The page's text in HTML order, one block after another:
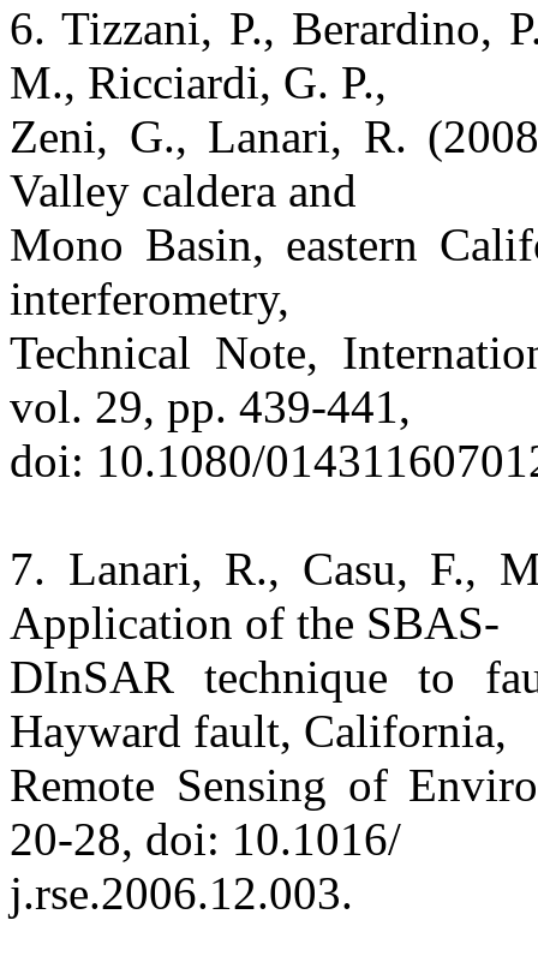
6. Tizzani, P., Berardino,
M., Ricciardi, G. P.,
Zeni, G., Lanari, R.
Valley caldera and
Mono Basin, eastern
interferometry,
Technical Note,
vol. 29, pp. 439-441,
doi: 10.1080/
7. Lanari, R., Casu, F.,
Application of the SBAS-
DInSAR technique to
Hayward fault, California,
Remote Sensing of
20-28, doi: 10.1016/
j.rse.2006.12.003.